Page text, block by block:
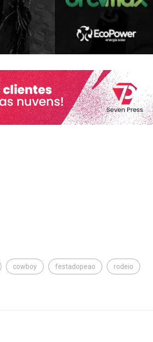
cowboy festadopeao rodeio